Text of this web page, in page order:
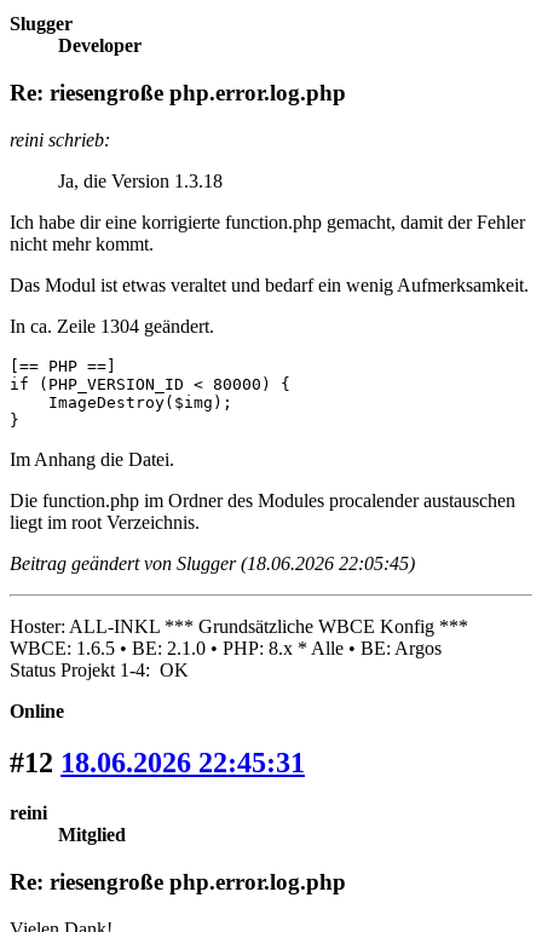
Slugger
Developer
Re: riesengroße php.error.log.php
reini schrieb:
Ja, die Version 1.3.18
Ich habe dir eine korrigierte function.php gemacht, damit der Fehler
nicht mehr kommt.
Das Modul ist etwas veraltet und bedarf ein wenig Aufmerksamkeit.
In ca. Zeile 1304 geändert.
[== PHP ==]
if (PHP_VERSION_ID < 80000) {
    ImageDestroy($img);
}
Im Anhang die Datei.
Die function.php im Ordner des Modules procalender austauschen
liegt im root Verzeichnis.
Beitrag geändert von Slugger (18.06.2026 22:05:45)
Hoster: ALL-INKL *** Grundsätzliche WBCE Konfig ***
WBCE: 1.6.5 • BE: 2.1.0 • PHP: 8.x * Alle • BE: Argos
Status Projekt 1-4: OK
Online
#12 18.06.2026 22:45:31
reini
Mitglied
Re: riesengroße php.error.log.php